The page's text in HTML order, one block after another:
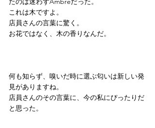
これは木ですよ。
店員さんの言葉に驚く。
お花ではなく、木の香りなんだ。
何も知らず、嗅いだ時に選ぶ匂いは新しい発
見がありますね。
店員さんのその言葉に、今の私にぴったりだ
と思った。